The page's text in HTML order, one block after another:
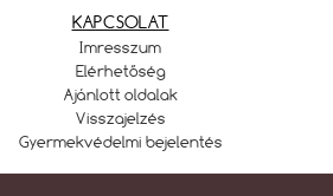
KAPCSOLAT
Imresszum
Elérhetőség
Ajánlott oldalak
Visszajelzés
Gyermekvédelmi bejelentés